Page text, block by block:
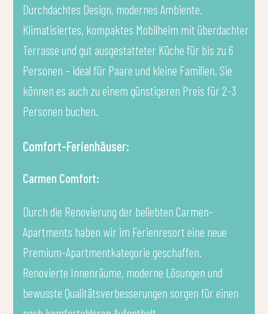
Durchdachtes Design, modernes Ambiente.
Klimatisiertes, kompaktes Mobilheim mit überdachter
Terrasse und gut ausgestatteter Küche für bis zu 6
Personen – ideal für Paare und kleine Familien. Sie
können es auch zu einem günstigeren Preis für 2–3
Personen buchen.
Comfort-Ferienhäuser:
Carmen Comfort:
Durch die Renovierung der beliebten Carmen-
Apartments haben wir im Ferienresort eine neue
Premium-Apartmentkategorie geschaffen.
Renovierte Innenräume, moderne Lösungen und
bewusste Qualitätsverbesserungen sorgen für einen